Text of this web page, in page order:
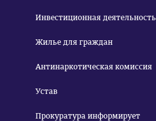
Инвестиционная деятельность
Жилье для граждан
Антинаркотическая комиссия
Устав
Прокуратура информирует